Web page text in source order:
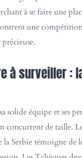
à se faire une
une
à surveiller :
solide équipe et ses
concurrent de taille.
la Serbie témoigne de